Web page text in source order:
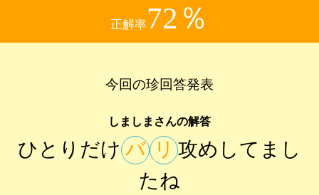
正解率72％
今回の珍回答発表
しましまさんの解答
ひとりだけ バ リ攻めしてまし
たね